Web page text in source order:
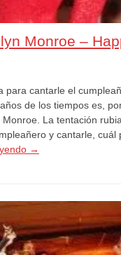
Monroe –
para cantarle el
de los tiempos es,
La tentación
y cantarle, cuál
→